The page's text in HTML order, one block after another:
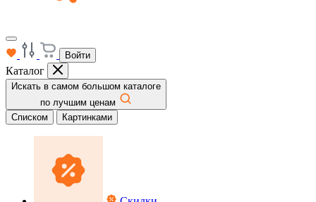
Войти
Каталог
Искать в самом большом каталоге
по лучшим ценам
Списком
Картинками